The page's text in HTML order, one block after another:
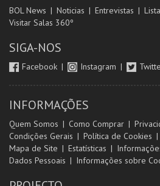
BOL News Noticias Entrevistas
Visitar Salas 360º
SIGA-NOS
Facebook Instagram
INFORMAÇÕES
Quem Somos Como Comprar
Condições Gerais
Política de Cookies
Mapa de Site
Estatísticas
Dados Pessoais
Informações sobre